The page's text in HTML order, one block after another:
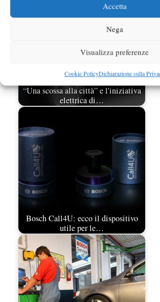
Accetta
Nega
Visualizza preferenze
Cookie PolicyDichiarazione sulla
“Una scossa alla città” e l'iniziativa
elettrica di…
Bosch Call4U: ecco il dispositivo
utile per le…